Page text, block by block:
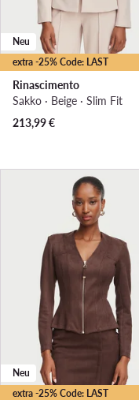
extra -25% Code: LAST
Neu
Rinascimento
Sakko · Beige · Slim Fit
213,99€
extra -25% Code: LAST
Neu